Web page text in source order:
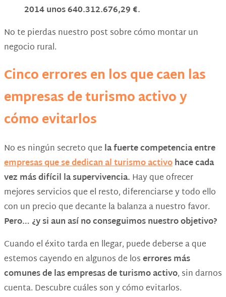
2014 unos 640.312.676,29 €.
No te pierdas nuestro post sobre cómo montar un
negocio rural.
Cinco errores en los que caen las
empresas de turismo activo y
cómo evitarlos
No es ningún secreto que la fuerte competencia entre
empresas que se dedican al turismo activohace cada
vez más difícil la supervivencia. Hay que ofrecer
mejores servicios que el resto, diferenciarse y todo ello
con un precio que decante la balanza a nuestro favor.
Pero… ¿y si aun así no conseguimos nuestro objetivo?
Cuando el éxito tarda en llegar, puede deberse a que
estemos cayendo en algunos de loserrores más
comunes de lasempresas de turismo activo, sin darnos
cuenta. Descubre cuáles son y cómo evitarlos.